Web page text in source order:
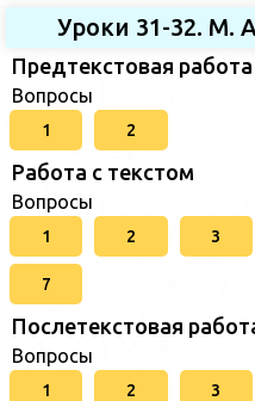
Уроки 31-32. М.
Предтекстовая работа
Вопросы
1 2
Работа с текстом
Вопросы
1 2 3
7
Послетекстовая
Вопросы
1 2 3